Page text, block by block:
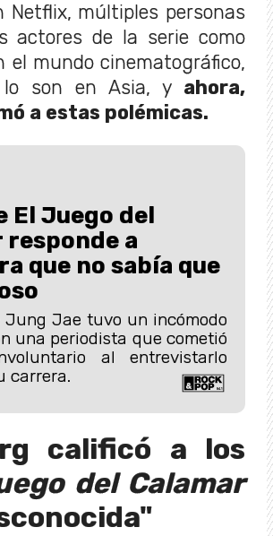
Netflix, múltiples personas
actores de la serie como
el mundo cinematográfico,
son en Asia, y ahora,
a estas polémicas.
El Juego del
responde a
que no sabía que
Jung Jae tuvo un incómodo
una periodista que cometió
al entrevistarlo
carrera.
calificó a los
del Calamar